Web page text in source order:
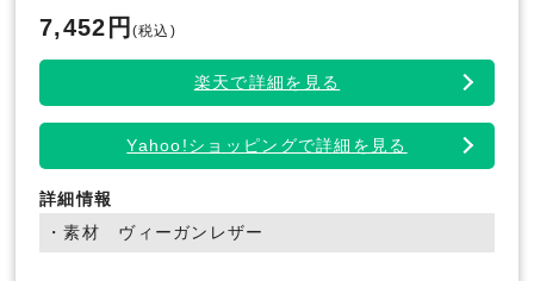
7,452円 (税込)
楽天で詳細を見る
Yahoo!ショッピングで詳細を見る
詳細情報
・素材 ヴィーガンレザー